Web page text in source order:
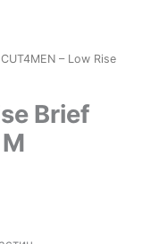
– Low Rise
Brief